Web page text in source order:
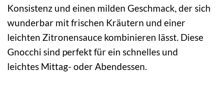
Konsistenz und einen milden Geschmack, der sich
wunderbar mit frischen Kräutern und einer
leichten Zitronensauce kombinieren lässt. Diese
Gnocchi sind perfekt für ein schnelles und
leichtes Mittag- oder Abendessen.